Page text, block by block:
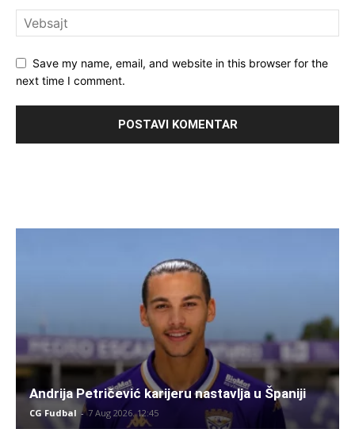
Save my name, email, and website in this browser for the
next time I comment.
Andrija Petričević karijeru nastavlja u Španiji
CG Fudbal - 7 Aug 2026. 12:45